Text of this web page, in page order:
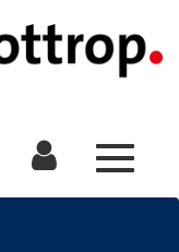
Toggle